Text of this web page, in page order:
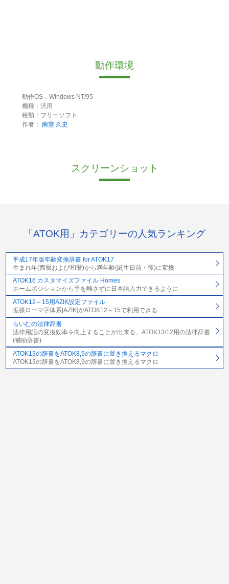
動作環境
動作OS：Windows NT/95
機種：汎用
種類：フリーソフト
作者： 南堂 久史
スクリーンショット
「ATOK用」カテゴリーの人気ランキング
平成17年版年齢変換辞書 for ATOK17
生まれ年(西暦および和暦)から満年齢(誕生日前・後)に変換
ATOK16 カスタマイズファイル Homes
ホームポジションから手を離さずに日本語入力できるように
ATOK12～15用AZIK設定ファイル
拡張ローマ字体系[AZIK]がATOK12～15で利用できる
らいむの法律辞書
法律用語の変換効率を向上することが出来る、ATOK13/12用の法律辞書
(補助辞書)
ATOK13の辞書をATOK8,9の辞書に置き換えるマクロ
ATOK13の辞書をATOK8,9の辞書に置き換えるマクロ